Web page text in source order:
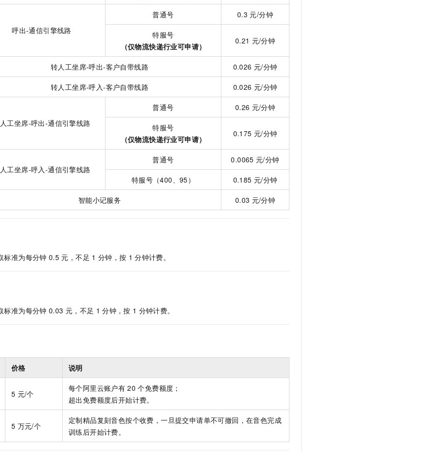
呼出-通信引擎线路
普通号 0.3 元/分钟
特服号
（仅物流快递行业可申请）
0.21 元/分钟
转人工坐席-呼出-客户自带线路 0.026 元/分钟
转人工坐席-呼入-客户自带线路 0.026 元/分钟
工坐席-呼出-通信引擎线路
普通号 0.26 元/分钟
特服号
（仅物流快递行业可申请）
0.175 元/分钟
工坐席-呼入-通信引擎线路
普通号 0.0065 元/分钟
特服号（400、95） 0.185 元/分钟
智能小记服务 0.03 元/分钟
标准为每分钟 0.5 元，不足 1 分钟，按 1 分钟计费。
标准为每分钟 0.03 元，不足 1 分钟，按 1 分钟计费。
价格 说明
5 元/个
每个阿里云账户有 20 个免费额度；
超出免费额度后开始计费。
5 万元/个
定制精品复刻音色按个收费，一旦提交申请单不可撤回，在音色完成
训练后开始计费。